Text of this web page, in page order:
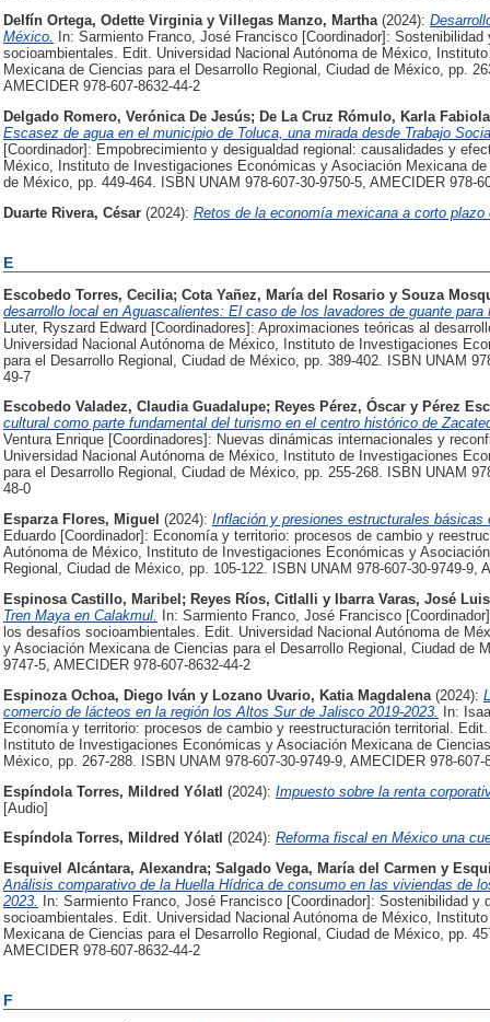
Delfín Ortega, Odette Virginiay Villegas Manzo, Martha (2024):
México.
In: Sarmiento Franco, José Francisco [Coordinador]:
socioambientales. Edit. Universidad Nacional Autónoma de México,
Mexicana de Ciencias para el Desarrollo Regional, Ciudad de México, pp.
AMECIDER 978-607-8632-44-2
Delgado Romero, Verónica De Jesús; De La Cruz Rómulo, Karla Fabiola
Escasez de agua en el municipio de Toluca, una mirada desde Trabajo
[Coordinador]: Empobrecimiento y desigualdad regional: causalidades y
México, Instituto de Investigaciones Económicas y Asociación Mexicana
de México, pp. 449-464. ISBN UNAM 978-607-30-9750-5, AMECIDER 978-
Duarte Rivera, César (2024): Retos de la economía mexicana a corto
E
Escobedo Torres, Cecilia; Cota Yañez, María del Rosario y Souza
desarrollo local en Aguascalientes: El caso de los lavadores de guante para
Luter, Ryszard Edward [Coordinadores]: Aproximaciones teóricas al
Universidad Nacional Autónoma de México, Instituto de Investigaciones
para el Desarrollo Regional, Ciudad de México, pp. 389-402. ISBN UNAM
49-7
Escobedo Valadez, Claudia Guadalupe; Reyes Pérez, Óscar y Pérez
cultural como parte fundamental del turismo en el centro histórico de
Ventura Enrique [Coordinadores]: Nuevas dinámicas internacionales y
Universidad Nacional Autónoma de México, Instituto de Investigaciones
para el Desarrollo Regional, Ciudad de México, pp. 255-268. ISBN UNAM
48-0
Esparza Flores, Miguel (2024): Inflación y presiones estructurales básicas
Eduardo [Coordinador]: Economía y territorio: procesos de cambio y
Autónoma de México, Instituto de Investigaciones Económicas y
Regional, Ciudad de México, pp. 105-122. ISBN UNAM 978-607-30-9749-9,
Espinosa Castillo, Maribel ; Reyes Ríos, Citlalli y
Ibarra Varas, José Luis
Tren Maya en Calakmul.
In: Sarmiento Franco, José Francisco
los desafíos socioambientales. Edit. Universidad Nacional Autónoma de
y Asociación Mexicana de Ciencias para el Desarrollo Regional, Ciudad de
9747-5, AMECIDER 978-607-8632-44-2
Espinoza Ochoa, Diego Iván y Lozano Uvario, Katia Magdalena (2024):
comercio de lácteos en la región los Altos Sur de Jalisco 2019-2023.
In:
Economía y territorio: procesos de cambio y reestructuración territorial.
Instituto de Investigaciones Económicas y Asociación Mexicana de
México, pp. 267-288. ISBN UNAM 978-607-30-9749-9, AMECIDER 978-607-
Espíndola Torres, Mildred Yólatl (2024): Impuesto sobre la renta
[Audio]
Espíndola Torres, Mildred Yólatl (2024): Reforma fiscal en México una
Esquivel Alcántara, Alexandra; Salgado Vega, María del Carmen y
Análisis comparativo de la Huella Hídrica de consumo en las viviendas de
2023.
In: Sarmiento Franco, José Francisco [Coordinador]: Sostenibilidad y
socioambientales. Edit. Universidad Nacional Autónoma de México,
Mexicana de Ciencias para el Desarrollo Regional, Ciudad de México, pp.
AMECIDER 978-607-8632-44-2
F